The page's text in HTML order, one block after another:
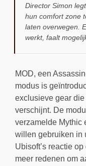
Director Simon
hun comfort zone
laten overwegen.
werkt, faalt
MOD, een
modus is
exclusieve gear
verschijnt. De
verzamelde Mythic
willen gebruiken in
Ubisoft’s reactie
meer redenen om